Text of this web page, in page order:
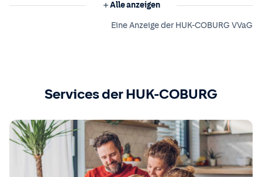
Alle anzeigen
Eine Anzeige der HUK-COBURG VVaG
Services der HUK-COBURG